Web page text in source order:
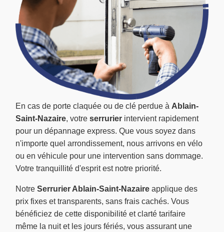
En cas de porte claquée ou de clé perdue à Ablain-
Saint-Nazaire, votre serrurier intervient rapidement
pour un dépannage express. Que vous soyez dans
n'importe quel arrondissement, nous arrivons en vélo
ou en véhicule pour une intervention sans dommage.
Votre tranquillité d'esprit est notre priorité.
Notre Serrurier Ablain-Saint-Nazaire applique des
prix fixes et transparents, sans frais cachés. Vous
bénéficiez de cette disponibilité et clarté tarifaire
même la nuit et les jours fériés, vous assurant une